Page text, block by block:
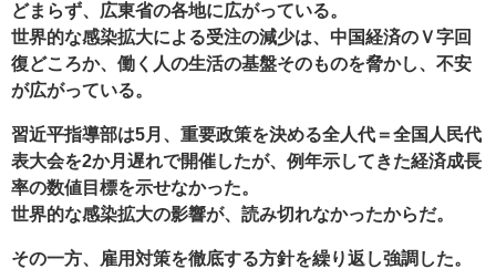
どまらず、広東省の各地に広がっている。
世界的な感染拡大による受注の減少は、中国経済のＶ字回
復どころか、働く人の生活の基盤そのものを脅かし、不安
が広がっている。
習近平指導部は5月、重要政策を決める全人代＝全国人民代
表大会を2か月遅れで開催したが、例年示してきた経済成長
率の数値目標を示せなかった。
世界的な感染拡大の影響が、読み切れなかったからだ。
その一方、雇用対策を徹底する方針を繰り返し強調した。